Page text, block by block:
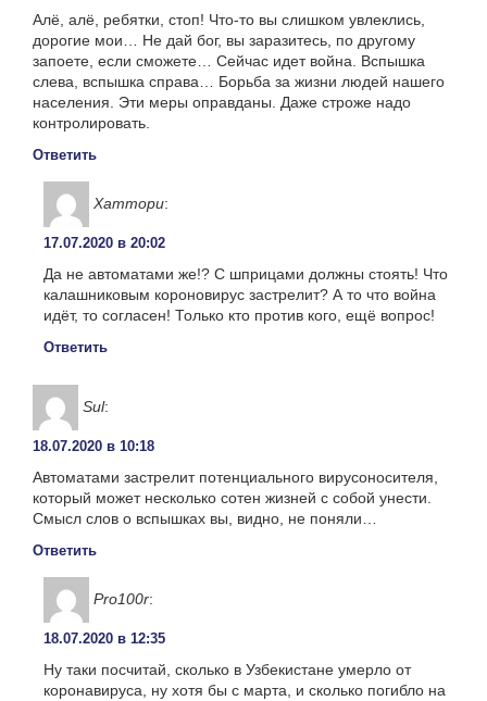
Алё, алё, ребятки, стоп! Что-то вы слишком увлеклись,
дорогие мои… Не дай бог, вы заразитесь, по другому
запоете, если сможете… Сейчас идет война. Вспышка
слева, вспышка справа… Борьба за жизни людей нашего
населения. Эти меры оправданы. Даже строже надо
контролировать.
Ответить
Хаттори:
17.07.2020 в 20:02
Да не автоматами же!? С шприцами должны стоять! Что
калашниковым короновирус застрелит? А то что война
идёт, то согласен! Только кто против кого, ещё вопрос!
Ответить
Sul:
18.07.2020 в 10:18
Автоматами застрелит потенциального вирусоносителя,
который может несколько сотен жизней с собой унести.
Смысл слов о вспышках вы, видно, не поняли…
Ответить
Pro100r:
18.07.2020 в 12:35
Ну таки посчитай, сколько в Узбекистане умерло от
коронавируса, ну хотя бы с марта, и сколько погибло на